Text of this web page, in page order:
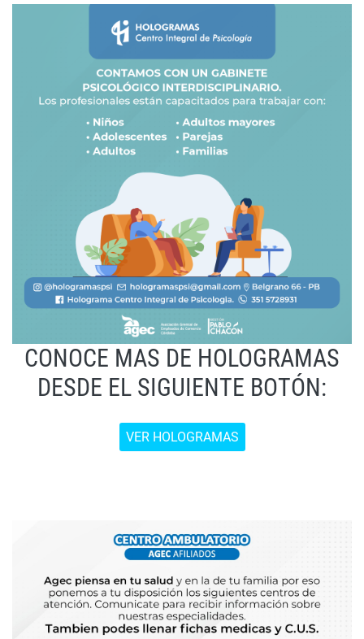
CONOCE MAS DE HOLOGRAMAS
DESDE EL SIGUIENTE BOTÓN:
VER HOLOGRAMAS